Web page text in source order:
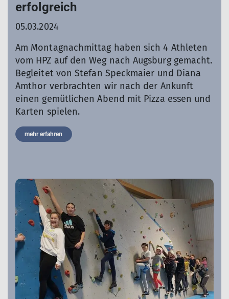
erfolgreich
05.03.2024
Am Montagnachmittag haben sich 4 Athleten
vom HPZ auf den Weg nach Augsburg gemacht.
Begleitet von Stefan Speckmaier und Diana
Amthor verbrachten wir nach der Ankunft
einen gemütlichen Abend mit Pizza essen und
Karten spielen.
mehr erfahren